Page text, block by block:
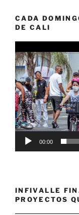
CADA
DE CALI
de
vídeo
00:00
INFIVALLE
PROYECTOS